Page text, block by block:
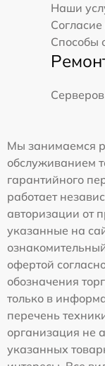
Наши
Способы
Серверов
Мы занимаемся
обслуживанием
гарантийного
работает
авторизации от
указанные на
офертой
обозначения
только в
перечень
организация не
указанных